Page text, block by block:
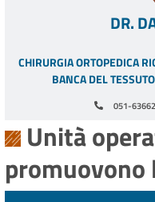
051-
DR.
CHIRURGIA ORTOPEDICA
BANCA DEL
Unità